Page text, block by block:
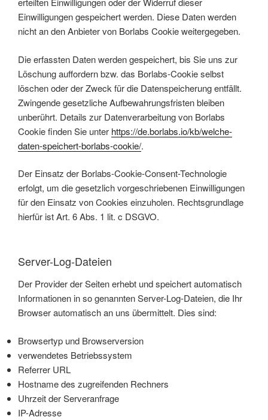
Einwilligungen gespeichert werden. Diese Daten werden
nicht an den Anbieter von Borlabs Cookie weitergegeben.
Die erfassten Daten werden gespeichert, bis Sie uns zur
Löschung auffordern bzw. das Borlabs-Cookie selbst
löschen oder der Zweck für die Datenspeicherung entfällt.
Zwingende gesetzliche Aufbewahrungsfristen bleiben
unberührt. Details zur Datenverarbeitung von Borlabs
Cookie finden Sie unter https://de.borlabs.io/kb/welche-
daten-speichert-borlabs-cookie/.
Der Einsatz der Borlabs-Cookie-Consent-Technologie
erfolgt, um die gesetzlich vorgeschriebenen Einwilligungen
für den Einsatz von Cookies einzuholen. Rechtsgrundlage
hierfür ist Art. 6 Abs. 1 lit. c DSGVO.
Server-Log-Dateien
Der Provider der Seiten erhebt und speichert automatisch
Informationen in so genannten Server-Log-Dateien, die Ihr
Browser automatisch an uns übermittelt. Dies sind:
Browsertyp und Browserversion
verwendetes Betriebssystem
Referrer URL
Hostname des zugreifenden Rechners
Uhrzeit der Serveranfrage
IP-Adresse